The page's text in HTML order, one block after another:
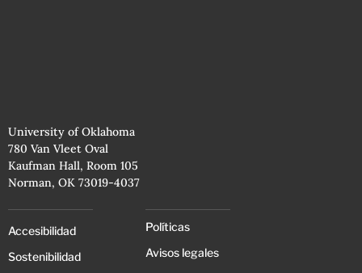
University of Oklahoma
780 Van Vleet Oval
Kaufman Hall, Room 105
Norman, OK 73019-4037
Accesibilidad
Sostenibilidad
Políticas
Avisos legales